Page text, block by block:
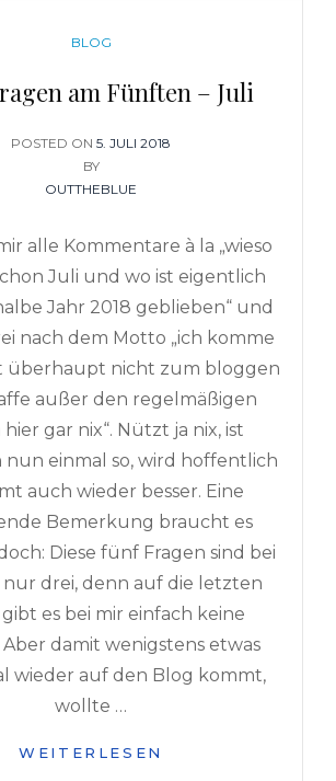
CATEGORIES
BLOG
am Fünften – Juli
POSTED ON POSTED
ON
5. JULI 2018
BY
OUTTHEBLUE
alle Kommentare à la „wieso
Juli und wo ist eigentlich
Jahr 2018 geblieben“ und
nach dem Motto „ich komme
überhaupt nicht zum bloggen
außer den regelmäßigen
hier gar nix“. Nützt ja nix, ist
nun einmal so, wird hoffentlich
auch wieder besser. Eine
Bemerkung braucht es
Diese fünf Fragen sind bei
nur drei, denn auf die letzten
es bei mir einfach keine
damit wenigstens etwas
wieder auf den Blog kommt,
wollte …
WEITERLESEN